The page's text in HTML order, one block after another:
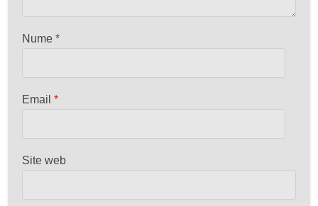
Nume*
Email*
Site web